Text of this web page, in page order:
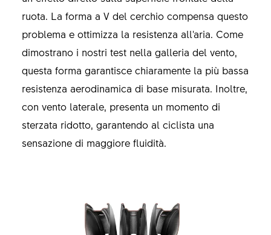
ruota. La forma a V del cerchio compensa questo
problema e ottimizza la resistenza all'aria. Come
dimostrano i nostri test nella galleria del vento,
questa forma garantisce chiaramente la più bassa
resistenza aerodinamica di base misurata. Inoltre,
con vento laterale, presenta un momento di
sterzata ridotto, garantendo al ciclista una
sensazione di maggiore fluidità.